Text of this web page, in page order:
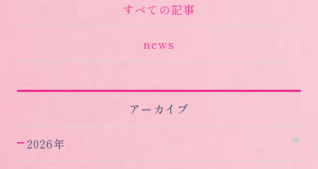
すべての記事
news
アーカイブ
2026年